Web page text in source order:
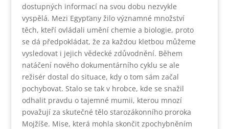
dostupných informací na svou dobu nezvykle
vyspělá. Mezi Egypťany žilo významné množství
těch, kteří ovládali umění chemie a biologie, proto
se dá předpokládat, že za každou kletbou můžeme
vysledovat i jejich vědecké zdůvodnění. Během
natáčení nového dokumentárního cyklu se ale
režisér dostal do situace, kdy o tom sám začal
pochybovat. Stalo se tak v hrobce, kde se snažil
odhalit pravdu o tajemné mumii, kterou mnozí
považují za skutečné tělo starozákonního proroka
Mojžíše. Mise, která mohla skončit zpochybněním